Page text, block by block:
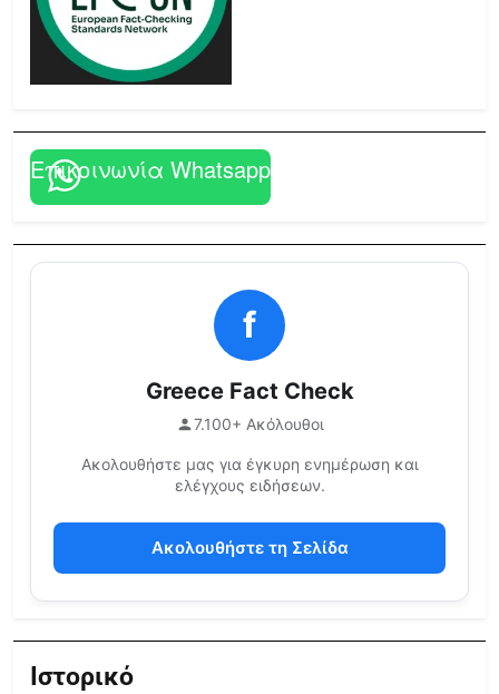
Επικοινωνία Whatsapp
f
Greece Fact Check
7.100+ Ακόλουθοι
Ακολουθήστε μας για έγκυρη ενημέρωση και
ελέγχους ειδήσεων.
Ακολουθήστε τη Σελίδα
Ιστορικό